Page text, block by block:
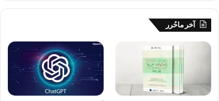
آخر ماحُرر